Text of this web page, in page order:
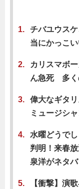
チバユウス
当にかっこ
カリスマボ
ん急死 多く
偉大なギタ
ミュージシ
水曜どうで
判明！来春
泉洋がネタバ
【衝撃】演